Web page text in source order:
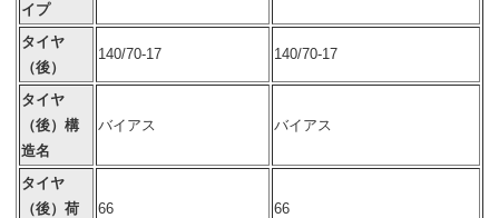
イプ
タイヤ
（後）
140/70-17 140/70-17
タイヤ
（後）構
造名
バイアス バイアス
タイヤ
（後）荷
66 66